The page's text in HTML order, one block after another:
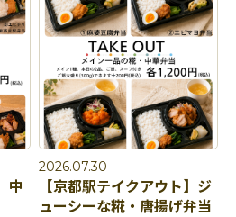
中
2026.07.30
【京都駅テイクアウト】ジ
ューシーな糀・唐揚げ弁当